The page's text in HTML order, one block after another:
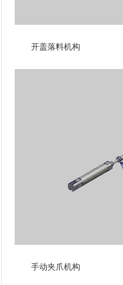
开盖落料机构
手动夹爪机构